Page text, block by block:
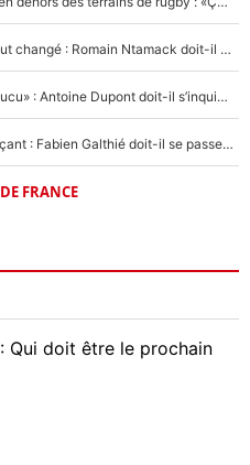
XV de France - Matthieu Jalibert a tout changé : Romain Ntamack doit-il s’inquiéter pour sa place à un an de la Coupe du monde ?
«Le XV de France est meilleur avec Lucu» : Antoine Dupont doit-il s’inquiéter pour sa place ?
Le XV de France a trouvé son remplaçant : Fabien Galthié doit-il se passer d'Antoine Dupont ?
FRANCE
Qui doit être le prochain